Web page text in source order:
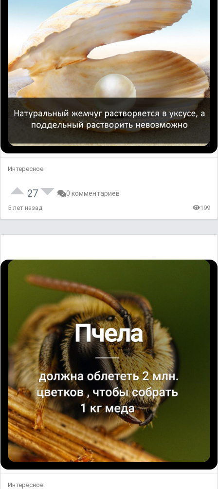
Интересное
27 0 комментариев
5 лет назад 199
Интересное